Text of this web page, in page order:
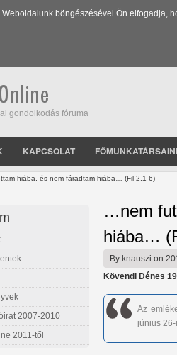
Weboldalunk böngészésével Ön elfogadja,
gondolkodás fóruma
KAPCSOLAT
hiába, és nem fáradtam hiába… (Fil 2,1 6)
…nem
hiába…
By knauszi on
Kövendi Dénes
Az
június
2007-2010
2011-től